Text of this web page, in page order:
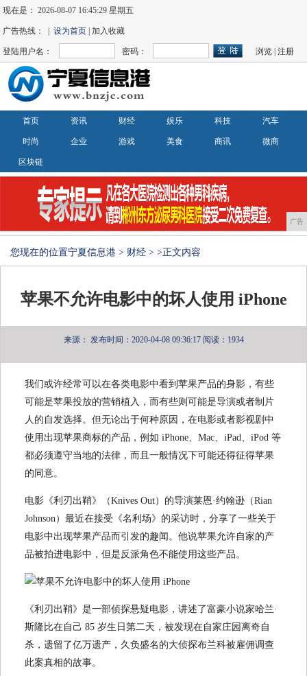
现在是：2026-08-07 16:45:29 星期五
广告热线： |设为首页 | 加入收藏
登陆用户名： 密码： 浏览 |注册
首页 资讯 财经 娱乐 科技 汽车
时尚 企业 游戏 美食 商讯 微商
区块链
广告
您现在的位置宁夏信息港 > 财经 > >正文内容
苹果不允许电影中的坏人使用 iPhone
来源： 发布时间：2020-04-08 09:36:17 阅读：1934
我们或许经常可以在各类电影中看到苹果产品的身影，有些
可能是苹果投放的营销植入，而有些则可能是导演或者制片
人的自发选择。但无论出于何种原因，在电影或者影视剧中
使用出现苹果商标的产品，例如 iPhone、Mac、iPad、iPod 等
都必须遵守当地的法律，而且一般情况下可能还得征得苹果
的同意。
电影《利刃出鞘》（Knives Out）的导演莱恩·约翰逊（Rian
Johnson）最近在接受《名利场》的采访时，分享了一些关于
电影中出现苹果产品而引发的趣闻。他说苹果允许自家的产
品被拍进电影中，但是反派角色不能使用这些产品。
《利刃出鞘》是一部侦探悬疑电影，讲述了富豪小说家哈兰·
斯隆比在自己 85 岁生日第二天，被发现在自家庄园离奇自
杀，遗留了亿万遗产，久负盛名的大侦探布兰科被雇佣调查
此案真相的故事。